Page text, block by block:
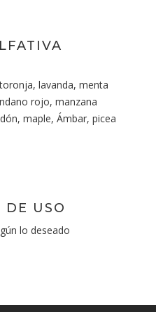
lavanda, menta
rojo, manzana
maple, Ámbar, picea
DE USO
lo deseado